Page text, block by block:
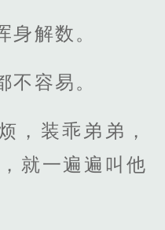
身解数。
不容易。
，装乖弟弟，
就一遍遍叫他